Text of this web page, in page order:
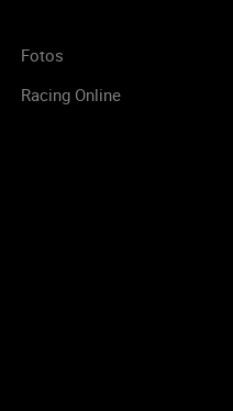
Fotos
Racing Online